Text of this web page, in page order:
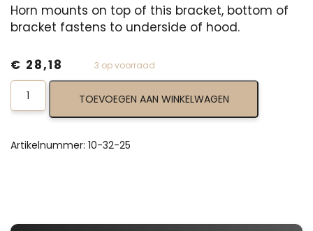
Horn mounts on top of this bracket, bottom of
bracket fastens to underside of hood.
3 op voorraad
€ 28,18
Horn
Bracket
10-
25
TOEVOEGEN AAN WINKELWAGEN
Artikelnummer: 10-32-25